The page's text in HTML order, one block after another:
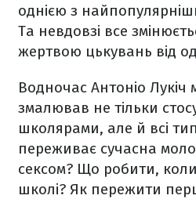
однією з
Та невдовзі все
жертвою цькувань від
Водночас Антоніо Лукіч
змалював не тільки
школярами, але й всі
переживає сучасна
сексом? Що робити,
школі? Як пережити